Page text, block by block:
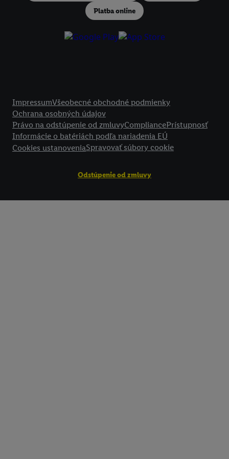
Platba online
ImpressumVšeobecné obchodné podmienky
Ochrana osobných údajov
Právo na odstúpenie od zmluvyCompliancePrístupnosť
Informácie o batériách podľa nariadenia EÚ
Cookies ustanoveniaSpravovať súbory cookie
Odstúpenie od zmluvy
podmienkach spracúvania osobných údajov.
Odmietnuť" môžete povoliť iba používanie
technológií. Kliknutím na "Súhlasím" vyjadríte súhlas so spracúvaním